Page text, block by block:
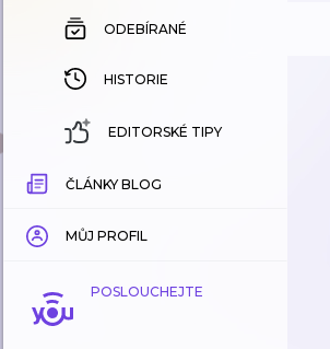
ODEBÍRANÉ
HISTORIE
EDITORSKÉ TIPY
ČLÁNKY BLOG
MŮJ PROFIL
POSLOUCHEJTE